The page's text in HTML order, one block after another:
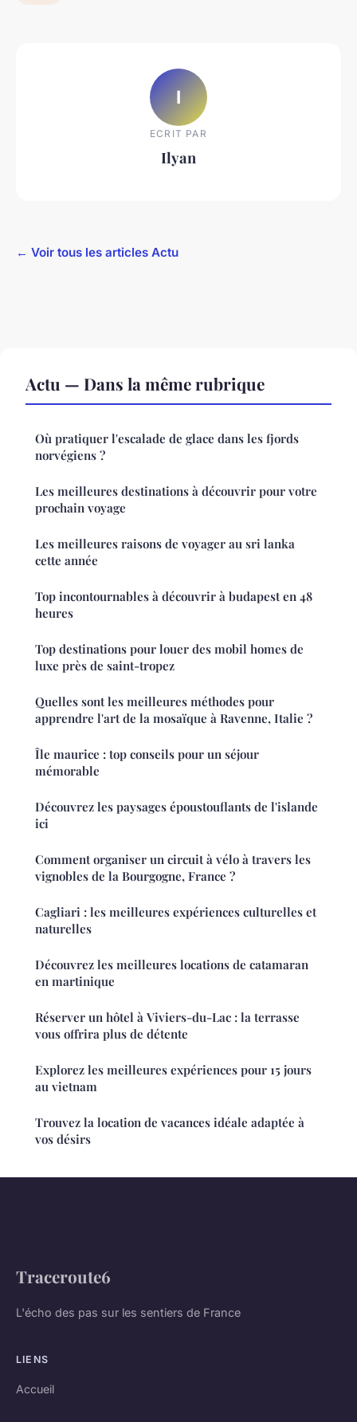
I
ECRIT PAR
Ilyan
← Voir tous les articles Actu
Actu — Dans la même rubrique
Où pratiquer l'escalade de glace dans les fjords
norvégiens ?
Les meilleures destinations à découvrir pour votre
prochain voyage
Les meilleures raisons de voyager au sri lanka
cette année
Top incontournables à découvrir à budapest en 48
heures
Top destinations pour louer des mobil homes de
luxe près de saint-tropez
Quelles sont les meilleures méthodes pour
apprendre l'art de la mosaïque à Ravenne, Italie ?
Île maurice : top conseils pour un séjour
mémorable
Découvrez les paysages époustouflants de l'islande
ici
Comment organiser un circuit à vélo à travers les
vignobles de la Bourgogne, France ?
Cagliari : les meilleures expériences culturelles et
naturelles
Découvrez les meilleures locations de catamaran
en martinique
Réserver un hôtel à Viviers-du-Lac : la terrasse
vous offrira plus de détente
Explorez les meilleures expériences pour 15 jours
au vietnam
Trouvez la location de vacances idéale adaptée à
vos désirs
Traceroute6
L'écho des pas sur les sentiers de France
LIENS
Accueil